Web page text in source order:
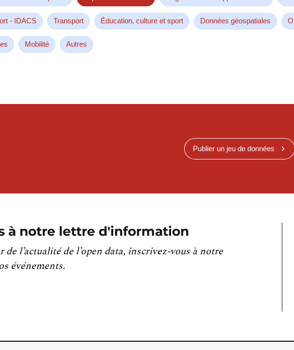
- IDACS Transport Éducation, culture et sport Données géospatiales
Mobilité Autres
Publier un jeu de données
à notre lettre d'information
l’actualité de l’open data, inscrivez-vous à notre
événements.